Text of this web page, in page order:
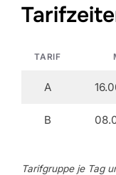
TARIF
A
B
Tarifgruppe je Tag